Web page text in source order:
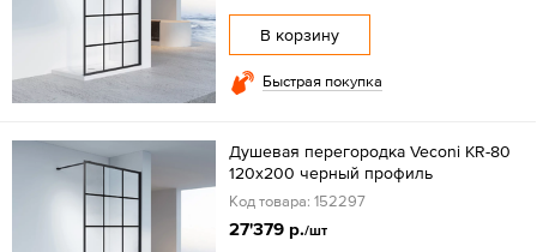
В корзину
Быстрая покупка
Душевая перегородка Veconi KR-80
120х200 черный профиль
Код товара: 152297
27'379 р./шт